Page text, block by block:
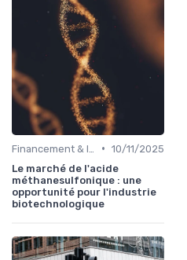
• 10/11/2025
Le marché de l'acide
méthanesulfonique : une
opportunité pour l'industrie
biotechnologique